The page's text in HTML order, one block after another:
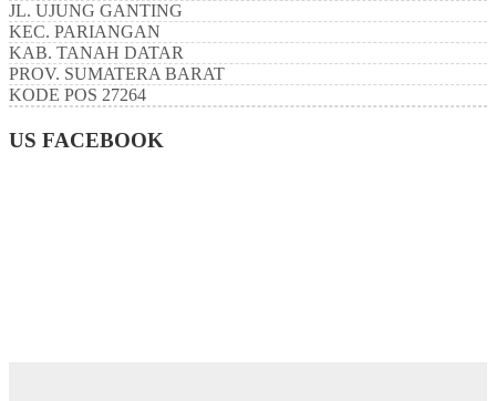
JL. UJUNG GANTING
KEC. PARIANGAN
KAB. TANAH DATAR
PROV. SUMATERA BARAT
KODE POS 27264
US FACEBOOK